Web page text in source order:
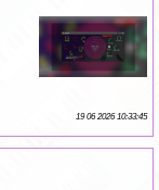
19 06 2026 10:33:45